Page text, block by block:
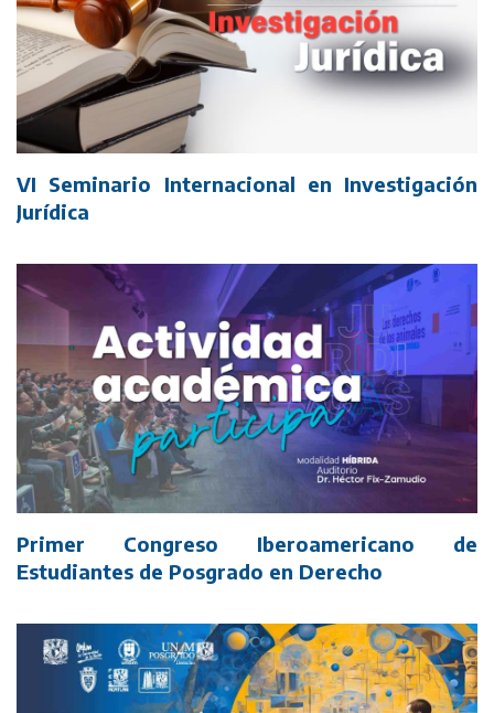
VI Seminario Internacional en Investigación
Jurídica
Primer Congreso Iberoamericano de
Estudiantes de Posgrado en Derecho